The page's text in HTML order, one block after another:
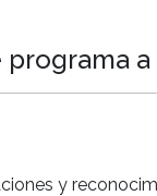
programa
y